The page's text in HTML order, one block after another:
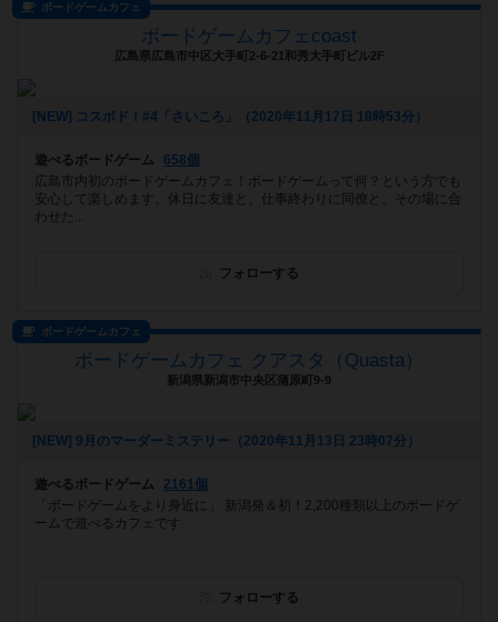
ボードゲームカフェ
ボードゲームカフェcoast
広島県広島市中区大手町2-6-21和秀大手町ビル2F
[NEW] コスボド！#4「さいころ」（2020年11月17日 18時53分）
遊べるボードゲーム
658個
広島市内初のボードゲームカフェ！ボードゲームって何？という方でも
安心して楽しめます。休日に友達と、仕事終わりに同僚と。その場に合
わせた...
フォローする
ボードゲームカフェ
ボードゲームカフェ クアスタ（Quasta）
新潟県新潟市中央区蒲原町9-9
[NEW] 9月のマーダーミステリー（2020年11月13日 23時07分）
遊べるボードゲーム
2161個
「ボードゲームをより身近に」 新潟発＆初！2,200種類以上のボードゲ
ームで遊べるカフェです
フォローする